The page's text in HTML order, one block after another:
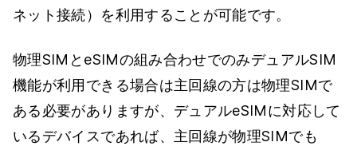
ネット接続）を利用することが可能です。
物理SIMとeSIMの組み合わせでのみデュアルSIM
機能が利用できる場合は主回線の方は物理SIMで
ある必要がありますが、デュアルeSIMに対応して
いるデバイスであれば、主回線が物理SIMでも